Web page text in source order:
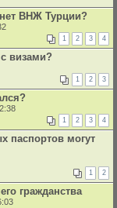
ВНЖ Турции?
1 2 3 4
визами?
1 2 3
1 2 3 4
паспортов могут
1 2
гражданства